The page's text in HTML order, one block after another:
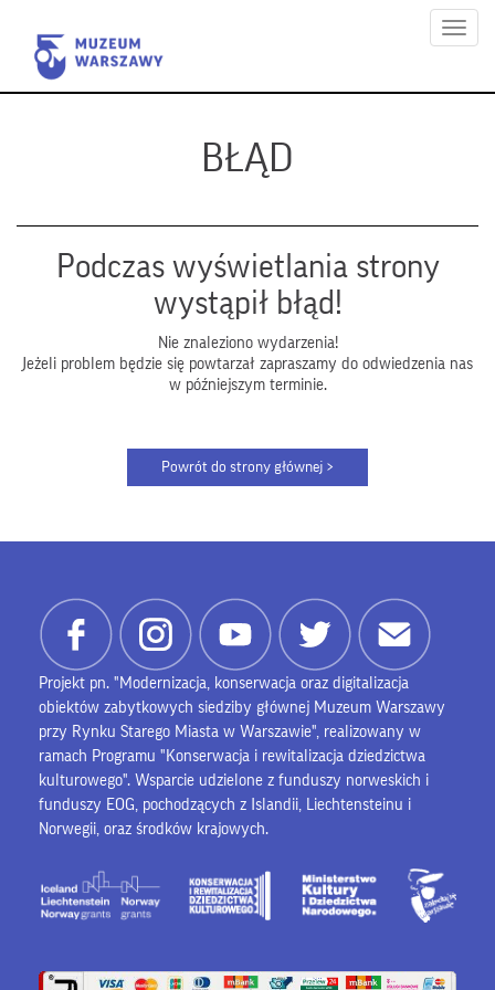
Menu
BŁĄD
Podczas wyświetlania strony
wystąpił błąd!
Nie znaleziono wydarzenia!
Jeżeli problem będzie się powtarzał zapraszamy do odwiedzenia nas
w późniejszym terminie.
Projekt pn. "Modernizacja, konserwacja oraz digitalizacja
obiektów zabytkowych siedziby głównej Muzeum Warszawy
przy Rynku Starego Miasta w Warszawie", realizowany w
ramach Programu "Konserwacja i rewitalizacja dziedzictwa
kulturowego". Wsparcie udzielone z funduszy norweskich i
funduszy EOG, pochodzących z Islandii, Liechtensteinu i
Norwegii, oraz środków krajowych.